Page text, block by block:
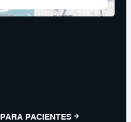
PARA PACIENTES